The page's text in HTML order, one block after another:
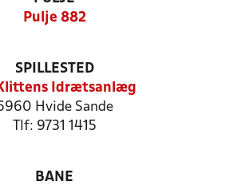
Pulje 882
SPILLESTED
Idrætsanlæg
Hvide Sande
Tlf: 9731 1415
BANE